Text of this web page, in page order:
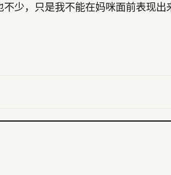
少，只是我不能在妈咪面前表现出